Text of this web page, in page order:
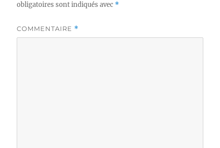
obligatoires sont indiqués avec *
COMMENTAIRE *